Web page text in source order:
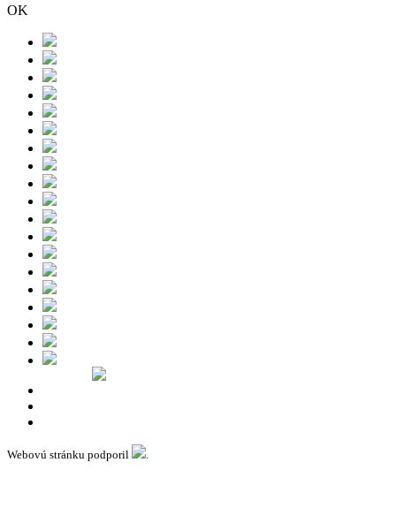
OK
Webovú stránku podporil .